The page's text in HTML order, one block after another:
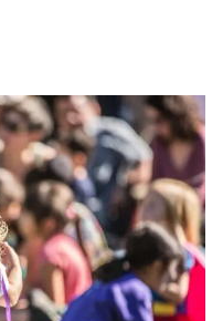
delicious offerings
of Black culture.